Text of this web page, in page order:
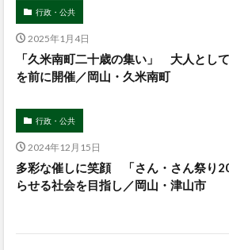
行政・公共
2025年1月4日
「久米南町二十歳の集い」 大人とし
を前に開催／岡山・久米南町
行政・公共
2024年12月15日
多彩な催しに笑顔 「さん・さん祭り
らせる社会を目指し／岡山・津山市